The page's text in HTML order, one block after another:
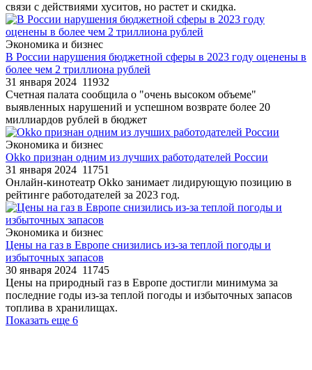
связи с действиями хуситов, но растет и скидка.
Экономика и бизнес
В России нарушения бюджетной сферы в 2023 году оценены в
более чем 2 триллиона рублей
31 января 2024 11932
Счетная палата сообщила о "очень высоком объеме"
выявленных нарушений и успешном возврате более 20
миллиардов рублей в бюджет
Экономика и бизнес
Okko признан одним из лучших работодателей России
31 января 2024 11751
Онлайн-кинотеатр Okko занимает лидирующую позицию в
рейтинге работодателей за 2023 год.
Экономика и бизнес
Цены на газ в Европе снизились из-за теплой погоды и
избыточных запасов
30 января 2024 11745
Цены на природный газ в Европе достигли минимума за
последние годы из-за теплой погоды и избыточных запасов
топлива в хранилищах.
Показать еще 6